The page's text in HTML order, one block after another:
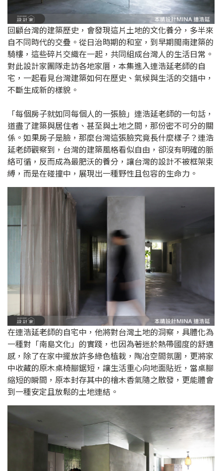
回顧台灣的建築歷史，會發現這片土地的文化養分，多半來
自不同時代的交疊。從日治時期的和室，到早期閩南建築的
騎樓，這些碎片交織在一起，共同組成台灣人的生活日常。
對此設計家團隊走訪各地家厝，本集進入連浩延老師的自
宅，一起看見台灣建築如何在歷史、氣候與生活的交錯中，
不斷生成新的樣貌。
「每個房子就如同每個人的一張臉」連浩延老師的一句話，
道盡了建築與居住者、甚至與土地之間，那份密不可分的關
係。如果房子是臉，那麼台灣這張臉究竟長什麼樣子？連浩
延老師觀察到，台灣的建築風格看似自由，卻沒有明確的脈
絡可循，反而成為最肥沃的養分，讓台灣的設計不被框架束
縛，而是在碰撞中，展現出一種野性且包容的生命力。
在連浩延老師的自宅中，他將對台灣土地的洞察，具體化為
一種對「南島文化」的實踐，也因為著迷於熱帶國度的舒適
感，除了在家中擺放許多綠色植栽，陶冶空間氛圍，更將家
中收藏的原木桌椅腳鋸短，讓生活重心向地面貼近，當桌腳
縮短的瞬間，原本封存其中的檜木香氣隨之散發，更能體會
到一種安定且放鬆的土地連結。